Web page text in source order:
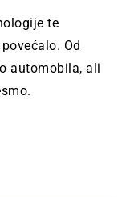
te
Od
automobila, ali